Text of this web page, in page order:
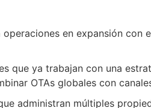
en expansión con
que ya trabajan con una
OTAs globales con
administran múltiples